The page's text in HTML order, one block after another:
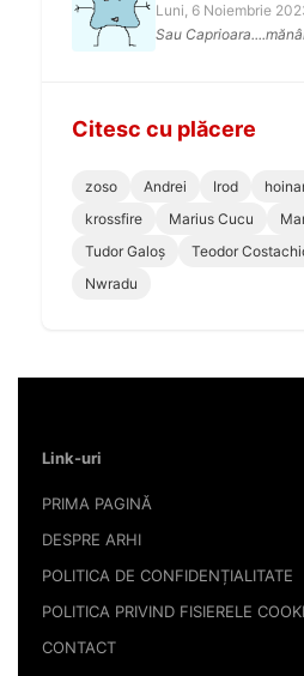
Luni, 6 Noiembrie
Sau
Citesc cu plăcere
zoso Andrei Irod
krossfire
Marius Cucu
Tudor Galoș
Teodor
Nwradu
Link-uri
PRIMA PAGINĂ
DESPRE ARHI
POLITICA DE CONFIDENȚIALITATE
POLITICA PRIVIND FISIERELE
CONTACT